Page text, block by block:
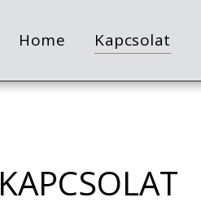
Home Kapcsolat
KAPCSOLAT